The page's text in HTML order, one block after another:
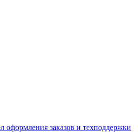
оформления заказов и техподдержки